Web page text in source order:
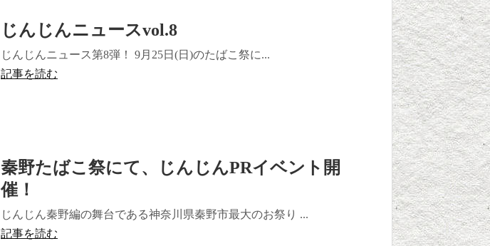
じんじんニュースvol.8
じんじんニュース第8弾！ 9月25日(日)のたばこ祭に...
記事を読む
秦野たばこ祭にて、じんじんPRイベント開
催！
じんじん秦野編の舞台である神奈川県秦野市最大のお祭り ...
記事を読む